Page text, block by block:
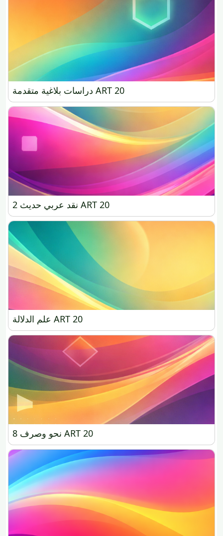
دراسات بلاغية متقدمة ART 20
دراسات بلاغية متقدمة ART 20
نقد عربي حديث 2 ART 20
نقد عربي حديث 2 ART 20
علم الدلالة ART 20
علم الدلالة ART 20
نحو وصرف 8 ART 20
نحو وصرف 8 ART 20